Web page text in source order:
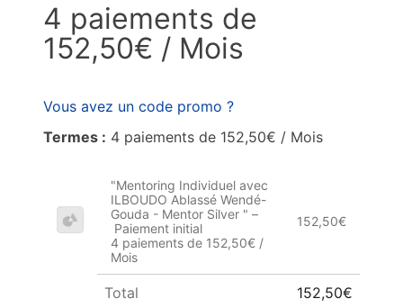
4 paiements de
152,50€ / Mois
Vous avez un code promo ?
Termes : 4 paiements de 152,50€ / Mois
"Mentoring Individuel avec
ILBOUDO Ablassé Wendé-
Gouda - Mentor Silver " –
Paiement initial
4 paiements de 152,50€ /
Mois
152,50€
Total 152,50€